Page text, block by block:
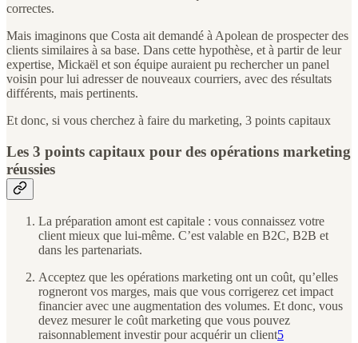
correctes.
Mais imaginons que Costa ait demandé à Apolean de prospecter des
clients similaires à sa base. Dans cette hypothèse, et à partir de leur
expertise, Mickaël et son équipe auraient pu rechercher un panel
voisin pour lui adresser de nouveaux courriers, avec des résultats
différents, mais pertinents.
Et donc, si vous cherchez à faire du marketing, 3 points capitaux
Les 3 points capitaux pour des opérations marketing
réussies
La préparation amont est capitale : vous connaissez votre
client mieux que lui-même. C’est valable en B2C, B2B et
dans les partenariats.
Acceptez que les opérations marketing ont un coût, qu’elles
rogneront vos marges, mais que vous corrigerez cet impact
financier avec une augmentation des volumes. Et donc, vous
devez mesurer le coût marketing que vous pouvez
raisonnablement investir pour acquérir un client5